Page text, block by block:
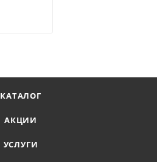
КАТАЛОГ
АКЦИИ
УСЛУГИ